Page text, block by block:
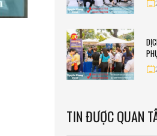
TIN ĐƯỢC QUAN